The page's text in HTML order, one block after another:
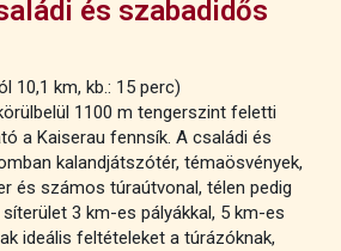
és szabadidős
10,1 km, kb.: 15 perc)
1100 m tengerszint feletti
a Kaiserau fennsík. A családi és
kalandjátszótér, témaösvények,
és számos túraútvonal, télen pedig
3 km-es pályákkal, 5 km-es
ideális feltételeket a túrázóknak,